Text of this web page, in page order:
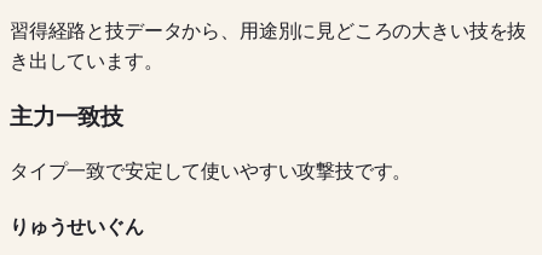
習得経路と技データから、用途別に見どころの大きい技を抜
き出しています。
主力一致技
タイプ一致で安定して使いやすい攻撃技です。
りゅうせいぐん